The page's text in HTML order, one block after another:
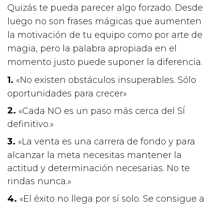
Quizás te pueda parecer algo forzado. Desde
luego no son frases mágicas que aumenten
la motivación de tu equipo como por arte de
magia, pero la palabra apropiada en el
momento justo puede suponer la diferencia.
«No existen obstáculos insuperables. Sólo
oportunidades para crecer»
«Cada NO es un paso más cerca del SÍ
definitivo.»
«La venta es una carrera de fondo y para
alcanzar la meta necesitas mantener la
actitud y determinación necesarias. No te
rindas nunca.»
«El éxito no llega por sí solo. Se consigue a